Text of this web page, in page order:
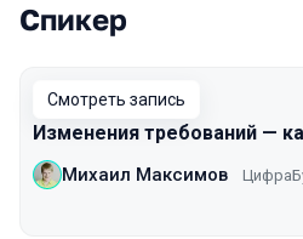
Выступления в
Спикер
Смотреть запись
Изменения требований —
Михаил Максимов